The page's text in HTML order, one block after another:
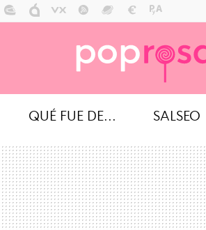
QUÉ FUE DE... SALSEO